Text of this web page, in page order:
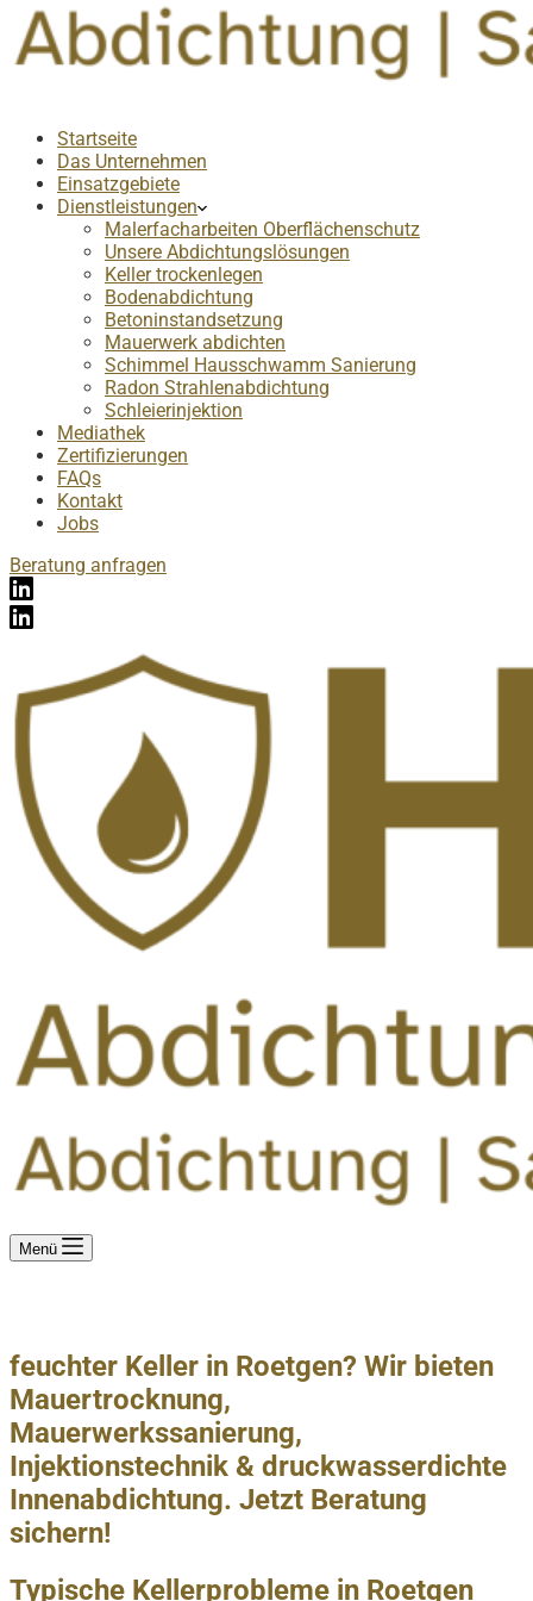
Startseite
Das Unternehmen
Einsatzgebiete
Dienstleistungen
Malerfacharbeiten Oberflächenschutz
Unsere Abdichtungslösungen
Keller trockenlegen
Bodenabdichtung
Betoninstandsetzung
Mauerwerk abdichten
Schimmel Hausschwamm Sanierung
Radon Strahlenabdichtung
Schleierinjektion
Mediathek
Zertifizierungen
FAQs
Kontakt
Jobs
Beratung anfragen
Menü
feuchter Keller in Roetgen? Wir bieten
Mauertrocknung,
Mauerwerkssanierung,
Injektionstechnik & druckwasserdichte
Innenabdichtung. Jetzt Beratung
sichern!
Typische Kellerprobleme in Roetgen